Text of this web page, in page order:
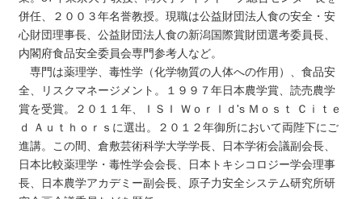
併任、２００３年名誉教授。現職は公益財団法人食の安全・安
心財団理事長、公益財団法人食の新潟国際賞財団選考委員長、
内閣府食品安全委員会専門参考人など。
専門は薬理学、毒性学（化学物質の人体への作用）、食品安
全、リスクマネージメント。１９９７年日本農学賞、読売農学
賞を受賞。２０１１年、ＩＳＩ Ｗｏｒｌｄ's Ｍｏｓｔ Ｃｉｔｅ
ｄ Ａｕｔｈｏｒｓに選出。２０１２年御所において両陛下にご
進講。この間、倉敷芸術科学大学学長、日本学術会議副会長、
日本比較薬理学・毒性学会会長、日本トキシコロジー学会理事
長、日本農学アカデミー副会長、原子力安全システム研究所研